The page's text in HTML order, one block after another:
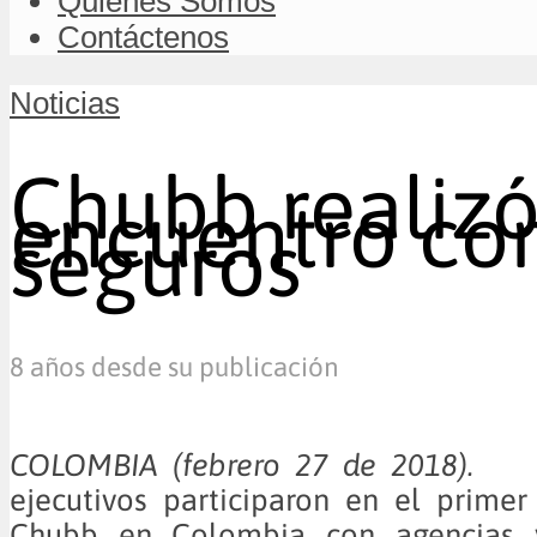
Contáctenos
Noticias
Chubb
encuentro
seguros
8 años desde su publicación
COLOMBIA (febrero 27 de 2018).
ejecutivos participaron en el primer